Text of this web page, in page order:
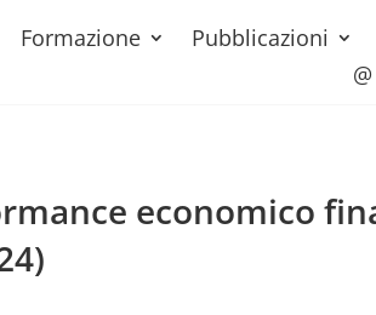
Formazione Pubblicazioni
@
economico